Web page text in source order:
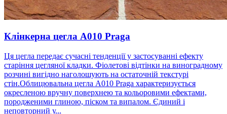
Клінкерна цегла A010 Praga
Ця цегла передає сучасні тенденції у застосуванні ефекту
старіння цегляної кладки. Фіолетові відтінки на виноградному
розчині вигідно наголошують на остаточній текстурі
стін.Облицювальна цегла A010 Praga характеризується
окресленою вручну поверхнею та кольоровими ефектами,
породженими глиною, піском та випалом. Єдиний і
неповторний у...